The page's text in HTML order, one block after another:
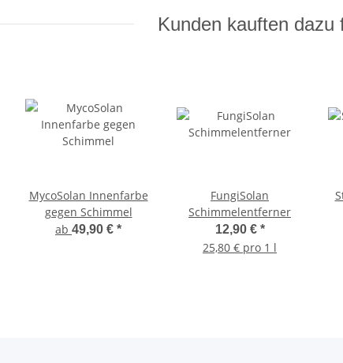
Kunden kauften dazu
MycoSolan Innenfarbe
gegen Schimmel
ab 49,90 € *
FungiSolan
Schimmelentferner
12,90 € *
25,80 € pro 1 l